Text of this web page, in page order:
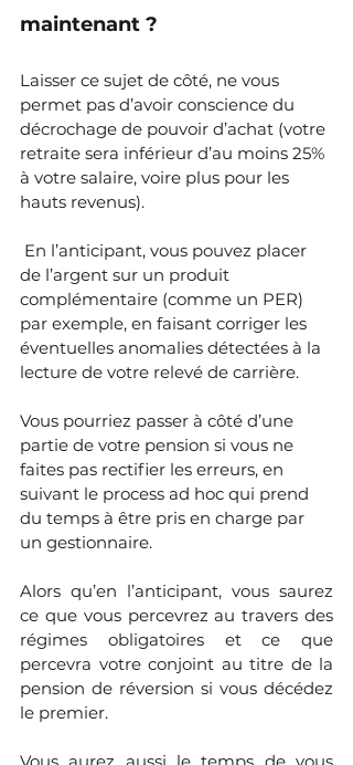
maintenant ?
Laisser ce sujet de côté, ne vous
permet pas d’avoir conscience du
décrochage de pouvoir d’achat (votre
retraite sera inférieur d’au moins 25%
à votre salaire, voire plus pour les
hauts revenus).
de l’argent sur un produit
complémentaire (comme un PER)
par exemple, en faisant corriger les
éventuelles anomalies détectées à la
lecture de votre relevé de carrière.
Vous pourriez passer à côté d’une
partie de votre pension si vous ne
faites pas rectifier les erreurs, en
suivant le process ad hoc qui prend
du temps à être pris en charge par
un gestionnaire.
Alors qu’en l’anticipant, vous saurez
ce que vous percevrez au travers des
régimes obligatoires et ce que
percevra votre conjoint au titre de la
pension de réversion si vous décédez
le premier.